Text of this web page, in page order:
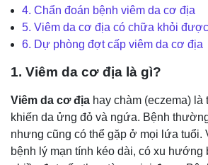
4. Chẩn đoán bệnh viêm da cơ địa
5. Viêm da cơ địa có chữa khỏi
6. Dự phòng đợt cấp viêm da cơ địa
1. Viêm da cơ địa là gì?
Viêm da cơ địa hay chàm (eczema) là
khiến da ửng đỏ và ngứa. Bệnh
nhưng cũng có thể gặp ở mọi lứa tuổi.
bệnh lý mạn tính kéo dài, có xu hướng